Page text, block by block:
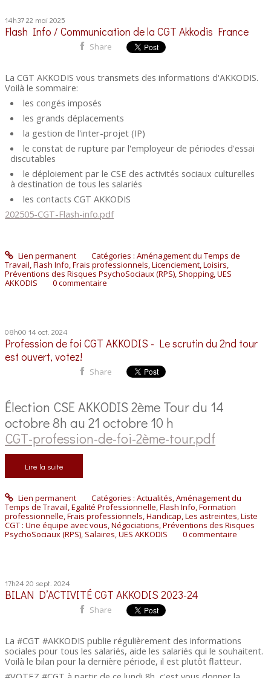
14h3722 mai 2025
Flash Info / Communication de la CGT Akkodis France
Share
La CGT AKKODIS vous transmets des informations d'AKKODIS.
Voilà le sommaire:
les congés imposés
les grands déplacements
la gestion de l'inter-projet (IP)
le constat de rupture par l'employeur de périodes d'essai
discutables
le déploiement par le CSE des activités sociaux culturelles
à destination de tous les salariés
les contacts CGT AKKODIS
202505-CGT-Flash-info.pdf
Lien permanent Catégories : Aménagement du Temps de
Travail,Flash Info,Frais professionnels,Licenciement,Loisirs,
Préventions des Risques PsychoSociaux (RPS), Shopping,UES
AKKODIS
0commentaire
08h00 14 oct. 2024
Profession de foi CGT AKKODIS - Le scrutin du 2nd tour
est ouvert, votez!
Share
Élection CSE AKKODIS 2ème Tour du 14
octobre 8h au 21 octobre 10 h
CGT-profession-de-foi-2ème-tour.pdf
Lire la suite
Lien permanent Catégories : Actualités,Aménagement du
Temps de Travail,Egalité Professionnelle,Flash Info,Formation
professionnelle,Frais professionnels,Handicap,Les astreintes,Liste
CGT : Une équipe avec vous,Négociations,Préventions des Risques
PsychoSociaux (RPS), Salaires,UES AKKODIS 0commentaire
17h24 20 sept. 2024
BILAN D’ACTIVITÉ CGT AKKODIS 2023-24
Share
La #CGT #AKKODIS publie régulièrement des informations
sociales pour tous les salariés, aide les salariés qui le souhaitent.
Voilà le bilan pour la dernière période, il est plutôt flatteur.